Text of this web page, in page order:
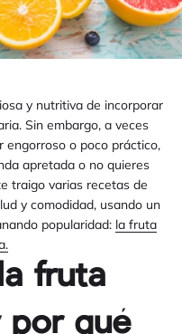
y nutritiva de incorporar
Sin embargo, a veces
engorroso o poco práctico,
apretada o no quieres
traigo varias recetas de
y comodidad, usando un
popularidad: la fruta
fruta
por qué